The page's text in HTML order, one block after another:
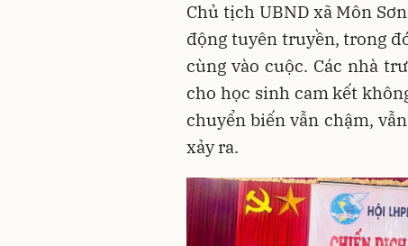
Chủ tịch UBND xã Môn
động tuyên truyền, trong
cùng vào cuộc. Các nhà
cho học sinh cam kết
chuyển biến vẫn chậm,
xảy ra.